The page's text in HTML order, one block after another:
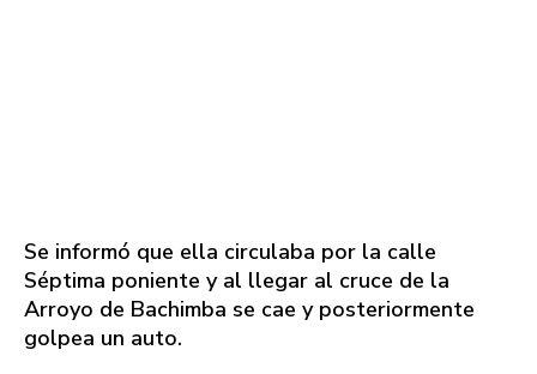
Se informó que ella circulaba por la calle
Séptima poniente y al llegar al cruce de la
Arroyo de Bachimba se cae y posteriormente
golpea un auto.